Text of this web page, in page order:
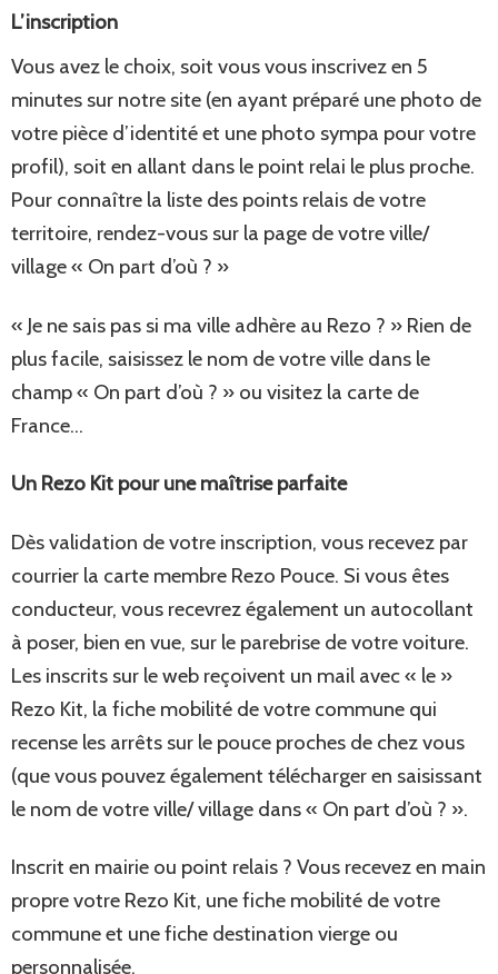
L’inscription
Vous avez le choix, soit vous vous inscrivez en 5
minutes sur notre site (en ayant préparé une photo de
votre pièce d’identité et une photo sympa pour votre
profil), soit en allant dans le point relai le plus proche.
Pour connaître la liste des points relais de votre
territoire, rendez-vous sur la page de votre ville/
village « On part d’où ? »
« Je ne sais pas si ma ville adhère au Rezo ? » Rien de
plus facile, saisissez le nom de votre ville dans le
champ « On part d’où ? » ou visitez la carte de
France…
Un Rezo Kit pour une maîtrise parfaite
Dès validation de votre inscription, vous recevez par
courrier la carte membre Rezo Pouce. Si vous êtes
conducteur, vous recevrez également un autocollant
à poser, bien en vue, sur le parebrise de votre voiture.
Les inscrits sur le web reçoivent un mail avec « le »
Rezo Kit, la fiche mobilité de votre commune qui
recense les arrêts sur le pouce proches de chez vous
(que vous pouvez également télécharger en saisissant
le nom de votre ville/ village dans « On part d’où ? ».
Inscrit en mairie ou point relais ? Vous recevez en main
propre votre Rezo Kit, une fiche mobilité de votre
commune et une fiche destination vierge ou
personnalisée.